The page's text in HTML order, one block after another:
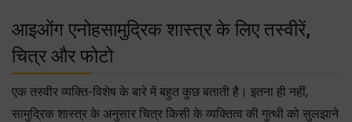
आइओंग एनोहसामुद्रिक शास्त्र के लिए तस्वीरें,
चित्र और फोटो
एक तस्वीर व्यक्ति-विशेष के बारे में बहुत कुछ बताती है। इतना ही नहीं,
सामुद्रिक शास्त्र के अनुसार चित्र किसी के व्यक्तित्व की गुत्थी को सुलझाने